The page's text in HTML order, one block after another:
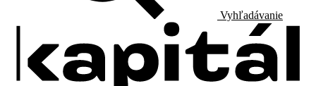
Vyhľadávanie